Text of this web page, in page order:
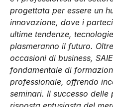
progettata per essere un
innovazione, dove i
ultime tendenze,
plasmeranno il futuro.
occasioni di business,
fondamentale di
professionale, offrendo
seminari. Il successo